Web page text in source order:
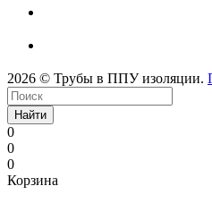
2026 © Трубы в ППУ изоляции.
Найти
0
0
0
Корзина